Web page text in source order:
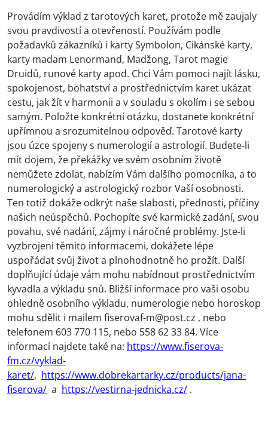
Provádím výklad z tarotových karet, protože mě zaujaly
svou pravdivostí a otevřeností. Používám podle
požadavků zákazníků i karty Symbolon, Cikánské karty,
karty madam Lenormand, Madžong, Tarot magie
Druidů, runové karty apod. Chci Vám pomoci najít lásku,
spokojenost, bohatství a prostřednictvím karet ukázat
cestu, jak žít v harmonii a v souladu s okolím i se sebou
samým. Položte konkrétní otázku, dostanete konkrétní
upřímnou a srozumitelnou odpověď. Tarotové karty
jsou úzce spojeny s numerologií a astrologií. Budete-li
mít dojem, že překážky ve svém osobním životě
nemůžete zdolat, nabízím Vám dalšího pomocníka, a to
numerologický a astrologický rozbor Vaší osobnosti.
Ten totiž dokáže odkrýt naše slabosti, přednosti, příčiny
našich neúspěchů. Pochopíte své karmické zadání, svou
povahu, své nadání, zájmy i náročné problémy. Jste-li
vyzbrojeni těmito informacemi, dokážete lépe
uspořádat svůj život a plnohodnotně ho prožít. Další
doplňující údaje vám mohu nabídnout prostřednictvím
kyvadla a výkladu snů. Bližší informace pro vaši osobu
ohledně osobního výkladu, numerologie nebo horoskop
mohu sdělit i mailem fiserovaf-m@post.cz , nebo
telefonem 603 770 115, nebo 558 62 33 84. Více
informací najdete také na: https://www.fiserova-
fm.cz/vyklad-
karet/, https://www.dobrekartarky.cz/products/jana-
fiserova/ a https://vestirna-jednicka.cz/ .